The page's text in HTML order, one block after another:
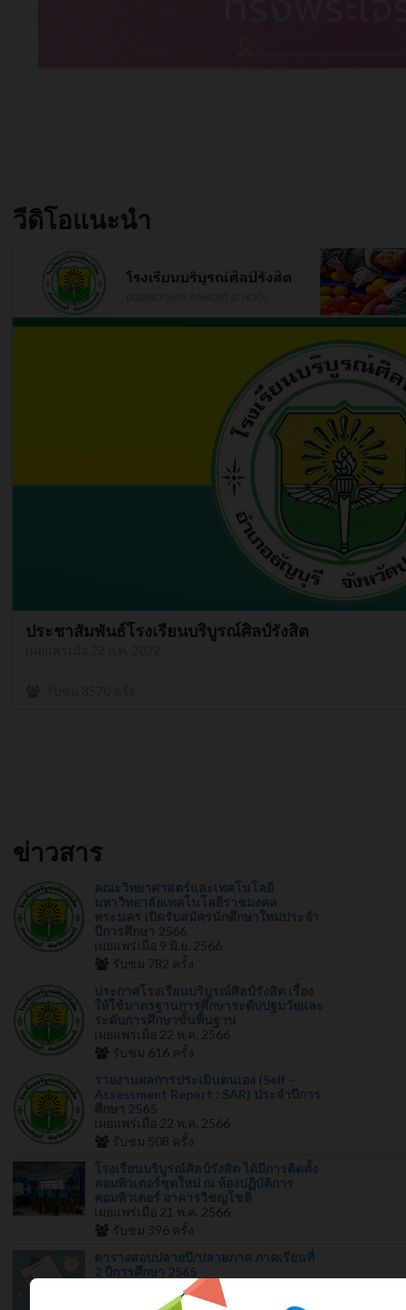
วีดิโอแนะนำ
ประชาสัมพันธ์โรงเรียนบริบูรณ์ศิลป์รังสิต
ข่าวสาร
คณะวิทยาศาสตร์และเทคโนโลยี
มหาวิทยาลัยเทคโนโลยีราชมงคล
พระนคร เปิดรับสมัครนักศึกษาใหม่ประจำ
ปีการศึกษา 2566
เผยแพร่เมื่อ 9 มิ.ย. 2566
รับชม 782 ครั้ง
ประกาศโรงเรียนบริบูรณ์ศิลป์รังสิต เรื่อง
ให้ใช้มาตรฐานการศึกษาระดับปฐมวัยและ
ระดับการศึกษาขั้นพื้นฐาน
เผยแพร่เมื่อ 22 พ.ค. 2566
รับชม 616 ครั้ง
รายงานผลการประเมินตนเอง (Self -
Assessment Report : SAR) ประจำปีการ
ศึกษา 2565
เผยแพร่เมื่อ 22 พ.ค. 2566
รับชม
508 ครั้ง
โรงเรียนบริบูรณ์ศิลป์รังสิต ได้มีการติดตั้ง
คอมพิวเตอร์ชุดใหม่ ณ ห้องปฏิบัติการ
คอมพิวเตอร์ อาคารวิชญโชติ
เผยแพร่เมื่อ 21 พ.ค. 2566
รับชม 396 ครั้ง
ตารางสอบปลายปี/ปลายภาค ภาคเรียนที่
2 ปีการศึกษา 2565
เผยแพร่เมื่อ 26 ก.พ. 2566
460ครั้ง